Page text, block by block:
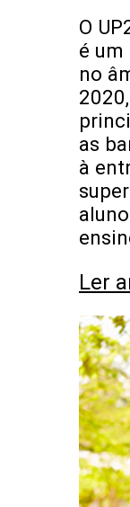
O
é
no
as
à
Ler